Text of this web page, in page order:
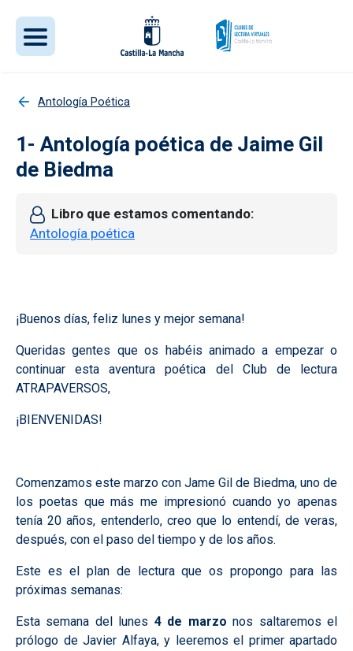
Antología Poética
1- Antología poética de Jaime Gil
de Biedma
Libro que estamos comentando
Antología poética
¡Buenos días, feliz lunes y mejor semana!
Queridas gentes que os habéis animado a empezar o
continuar esta aventura poética del Club de lectura
ATRAPAVERSOS,
¡BIENVENIDAS!
Comenzamos este marzo con Jame Gil de Biedma, uno de
los poetas que más me impresionó cuando yo apenas
tenía 20 años, entenderlo, creo que lo entendí, de veras,
después, con el paso del tiempo y de los años.
Este es el plan de lectura que os propongo para las
próximas semanas:
Esta semana del lunes 4 de marzonos saltaremos el
prólogo de Javier Alfaya, y leeremos el primer apartado